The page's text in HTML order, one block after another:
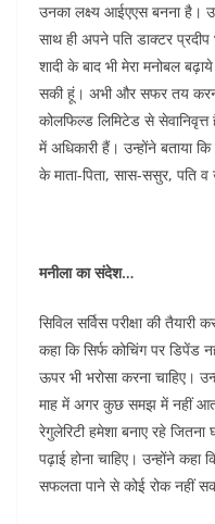
उनका लक्ष्य आईएएस बनना है।
साथ ही अपने पति डाक्टर प्रदीप
शादी के बाद भी मेरा मनोबल
सकी हूं। अभी और सफर तय
कोलफिल्ड लिमिटेड से सेवानिवृत्त
में अधिकारी हैं। उन्होंने बताया
के माता-पिता, सास-ससुर, पति
मनीला का संदेश…
सिविल सर्विस परीक्षा की
कहा कि सिर्फ कोचिंग पर डिपेंड
ऊपर भी भरोसा करना चाहिए।
माह में अगर कुछ समझ में नहीं
रेगुलेरिटी हमेशा बनाए रहे‌
पढ़ाई होना चाहिए। उन्होंने कहा
सफलता पाने से कोई रोक नहीं